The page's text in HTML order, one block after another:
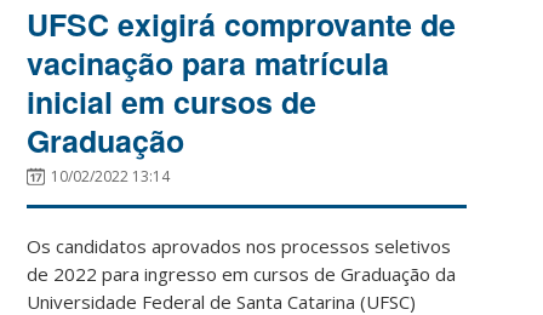
UFSC exigirá comprovante de
vacinação para matrícula
inicial em cursos de
Graduação
10/02/2022 13:14
Os candidatos aprovados nos processos seletivos
de 2022 para ingresso em cursos de Graduação da
Universidade Federal de Santa Catarina (UFSC)